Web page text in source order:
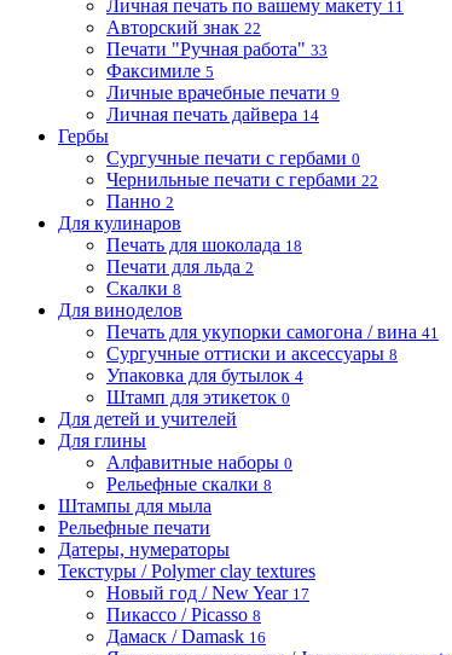
Личная печать по вашему макету 11
Авторский знак 22
Печати "Ручная работа" 33
Факсимиле 5
Личные врачебные печати 9
Личная печать дайвера 14
Гербы
Сургучные печати с гербами 0
Чернильные печати с гербами 22
Панно 2
Для кулинаров
Печать для шоколада 18
Печати для льда 2
Скалки 8
Для виноделов
Печать для укупорки самогона / вина 41
Сургучные оттиски и аксессуары 8
Упаковка для бутылок 4
Штамп для этикеток 0
Для детей и учителей
Для глины
Алфавитные наборы 0
Рельефные скалки 8
Штампы для мыла
Рельефные печати
Датеры, нумераторы
Текстуры / Polymer clay textures
Новый год / New Year 17
Пикассо / Picasso 8
Дамаск / Damask 16